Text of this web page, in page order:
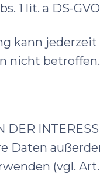
1 lit. a DS-
kann
nicht
DER
Daten
(vgl. Art.